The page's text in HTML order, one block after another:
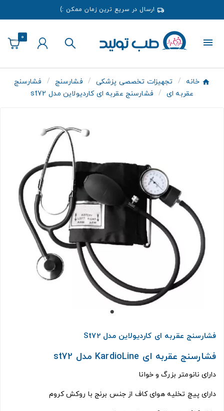
ارسال در سریع ترین زمان ممکن :)
0
خانه تجهیزات تخصصی پزشکی فشارسنج
فشارسنج
عقربه ای
فشارسنج عقربه ای کاردیولاین مدل st72
فشارسنج عقربه ای کاردیولاین مدل St72
فشارسنج عقربه ای KardioLine مدل st72
دارای نانومتر بزرگ و خوانا
دارای پیچ تخلیه هوای کاف از جنس برنج با روکش کروم